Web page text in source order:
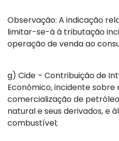
Observação: A indicação
limitar-se-á à tributação
operação de venda ao
g) Cide – Contribuição de
Econômico, incidente
comercialização de
natural e seus derivados, e
combustível;